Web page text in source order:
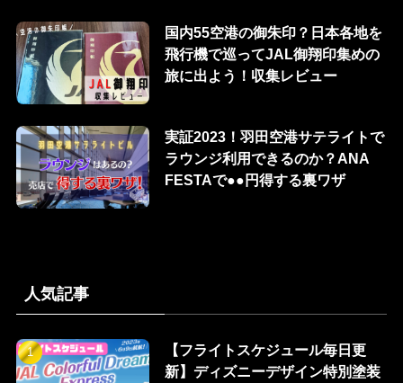
国内55空港の御朱印？日本各地を
飛行機で巡ってJAL御翔印集めの
旅に出よう！収集レビュー
実証2023！羽田空港サテライトで
ラウンジ利用できるのか？ANA
FESTAで●●円得する裏ワザ
人気記事
【フライトスケジュール毎日更
新】ディズニーデザイン特別塗装